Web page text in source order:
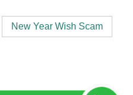
New Year Wish Scam